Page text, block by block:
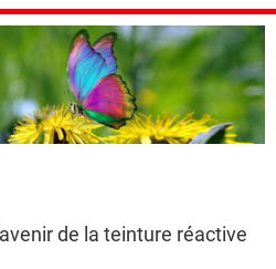
de la teinture réactive